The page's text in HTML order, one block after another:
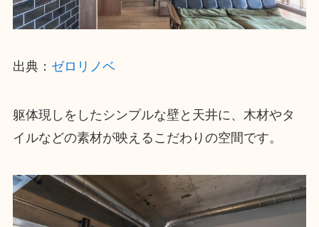
出典： ゼロリノベ
躯体現しをしたシンプルな壁と天井に、木材やタ
イルなどの素材が映えるこだわりの空間です。